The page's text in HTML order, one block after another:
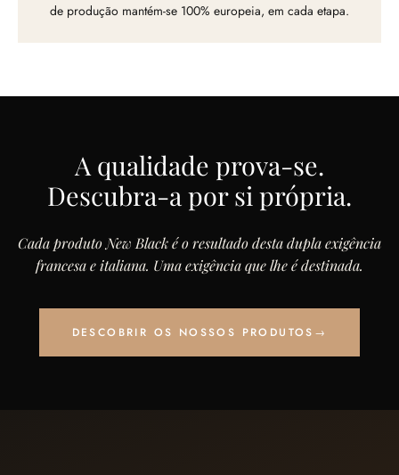
de produção mantém-se 100% europeia, em cada etapa.
A qualidade prova-se.
Descubra-a por si própria.
Cada produto New Black é o resultado desta dupla exigência
francesa e italiana. Uma exigência que lhe é destinada.
DESCOBRIR OS NOSSOS PRODUTOS →